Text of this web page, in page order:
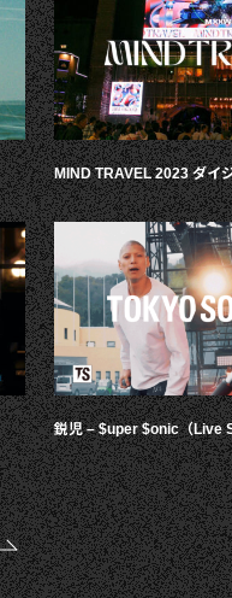
MIND TRAVEL 2023 ダイ
鋭児 – $uper $onic（Live